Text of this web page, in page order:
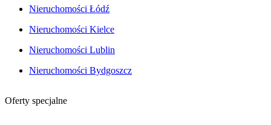
Nieruchomości Łódź
Nieruchomości Kielce
Nieruchomości Lublin
Nieruchomości Bydgoszcz
Oferty specjalne